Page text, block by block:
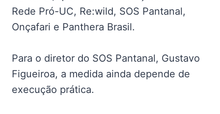
Rede Pró-UC, Re:wild, SOS Pantanal,
Onçafari e Panthera Brasil.
Para o diretor do SOS Pantanal, Gustavo
Figueiroa, a medida ainda depende de
execução prática.